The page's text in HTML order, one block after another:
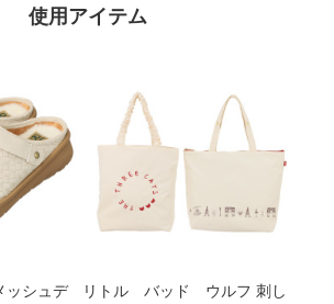
使用アイテム
ッシュデ
リトル バッド ウルフ 刺し